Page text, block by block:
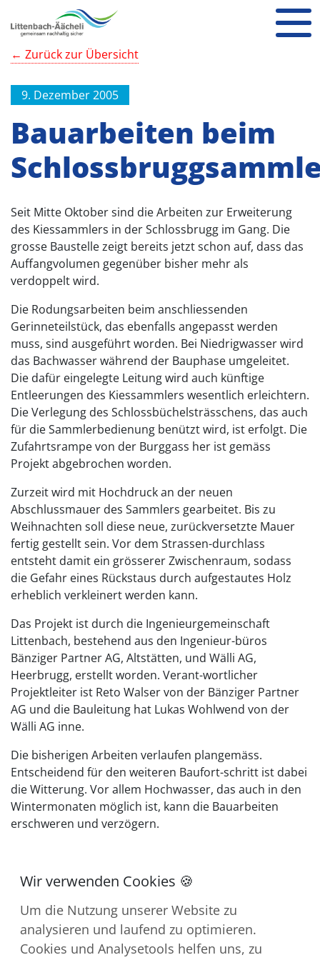
← Zurück zur Übersicht
9. Dezember 2005
Bauarbeiten beim
Seit Mitte Oktober sind die Arbeiten zur Erweiterung
des Kiessammlers in der Schlossbrugg im Gang. Die
grosse Baustelle zeigt bereits jetzt schon auf, dass das
Auffangvolumen gegenüber bisher mehr als
verdoppelt wird.
Die Rodungsarbeiten beim anschliessenden
Gerinneteilstück, das ebenfalls angepasst werden
muss, sind ausgeführt worden. Bei Niedrigwasser wird
das Bachwasser während der Bauphase umgeleitet.
Die dafür eingelegte Leitung wird auch künftige
Entleerungen des Kiessammlers wesentlich erleichtern.
Die Verlegung des Schlossbüchelsträsschens, das auch
für die Sammlerbedienung benützt wird, ist erfolgt. Die
Zufahrtsrampe von der Burggass her ist gemäss
Projekt abgebrochen worden.
Zurzeit wird mit Hochdruck an der neuen
Abschlussmauer des Sammlers gearbeitet. Bis zu
Weihnachten soll diese neue, zurückversetzte Mauer
fertig gestellt sein. Vor dem Strassen-durchlass
entsteht damit ein grösserer Zwischenraum, sodass
die Gefahr eines Rückstaus durch aufgestautes Holz
erheblich verkleinert werden kann.
Das Projekt ist durch die Ingenieurgemeinschaft
Littenbach, bestehend aus den Ingenieur-büros
Bänziger Partner AG, Altstätten, und Wälli AG,
Heerbrugg, erstellt worden. Verant-wortlicher
Projektleiter ist Reto Walser von der Bänziger Partner
AG und die Bauleitung hat Lukas Wohlwend von der
Wälli AG inne.
Die bisherigen Arbeiten verlaufen plangemäss.
Entscheidend für den weiteren Baufort-schritt ist dabei
die Witterung. Vor allem Hochwasser, das auch in den
Wintermonaten möglich ist, kann die Bauarbeiten
erschweren und verzögern.
Um die Nutzung unserer Website zu
analysieren und laufend zu optimieren.
Cookies und Analysetools helfen uns, zu